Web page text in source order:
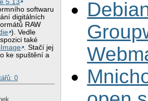
5.13
softwaru
digitálních
RAW
). Vedle
také
. Stačí jej
ke spuštění a
0